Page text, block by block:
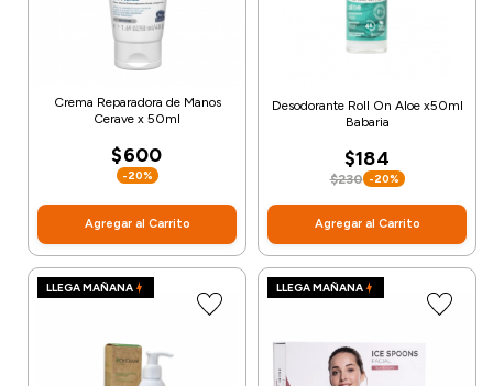
Crema Reparadora de Manos
Cerave x 50ml
$600
-20%
Agregar al Carrito
Desodorante Roll On Aloe x50ml
Babaria
$184
$230 -20%
Agregar al Carrito
LLEGA MAÑANA LLEGA MAÑANA